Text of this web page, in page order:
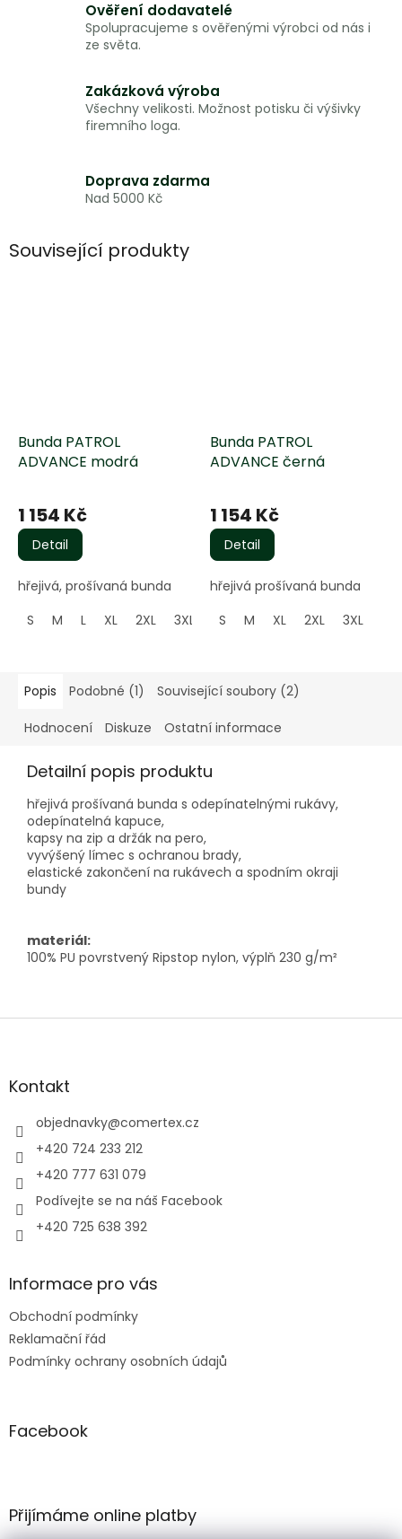
Ověření dodavatelé
Spolupracujeme s ověřenými výrobci od nás i
ze světa.
Zakázková výroba
Všechny velikosti. Možnost potisku či výšivky
firemního loga.
Doprava zdarma
Nad 5000 Kč
Související produkty
Bunda PATROL
ADVANCE modrá
1 154 Kč
Detail
hřejivá, prošívaná bunda
S
M L XL 2XL 3XL
Bunda PATROL
ADVANCE černá
1 154 Kč
Detail
hřejivá prošívaná bunda
S
M XL 2XL 3XL
Popis Podobné (1) Související soubory (2)
Hodnocení Diskuze Ostatní informace
Detailní popis produktu
hřejivá prošívaná bunda s odepínatelnými rukávy,
odepínatelná kapuce,
kapsy na zip a držák na pero,
vyvýšený límec s ochranou brady,
elastické zakončení na rukávech a spodním okraji
bundy
materiál:
100% PU povrstvený Ripstop nylon, výplň 230 g/m²
Z
aKontakt
objednavky@comertex.cz
+420 724 233 212
+420 777 631 079
Podívejte se na náš Facebook
+420 725 638 392
Informace pro vás
Obchodní podmínky
Reklamační řád
Podmínky ochrany osobních údajů
Facebook
Přijímáme online platby